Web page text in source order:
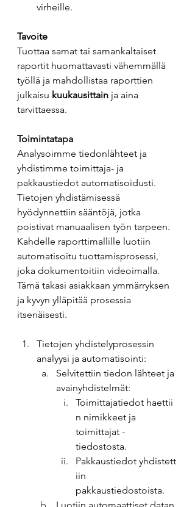
virheille.
Tavoite
Tuottaa samat tai samankaltaiset
raportit huomattavasti vähemmällä
työllä ja mahdollistaa raporttien
julkaisu kuukausittain ja aina
tarvittaessa.
Toimintatapa
Analysoimme tiedonlähteet ja
yhdistimme toimittaja- ja
pakkaustiedot automatisoidusti.
Tietojen yhdistämisessä
hyödynnettiin sääntöjä, jotka
poistivat manuaalisen työn tarpeen.
Kahdelle raporttimallille luotiin
automatisoitu tuottamisprosessi,
joka dokumentoitiin videoimalla.
Tämä takasi asiakkaan ymmärryksen
ja kyvyn ylläpitää prosessia
itsenäisesti.
Tietojen yhdistelyprosessin
analyysi ja automatisointi:
Selvitettiin tiedon lähteet ja
avainyhdistelmät:
Toimittajatiedot haettii
n nimikkeet ja
toimittajat -
tiedostosta.
Pakkaustiedot yhdistett
iin
pakkaustiedostoista.